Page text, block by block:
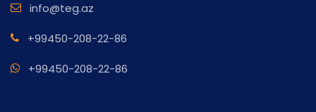
info@teg.az
+99450-208-22-86
+99450-208-22-86